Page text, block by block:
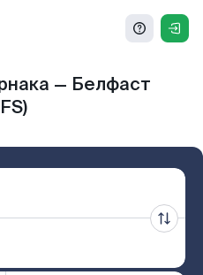
— Белфаст